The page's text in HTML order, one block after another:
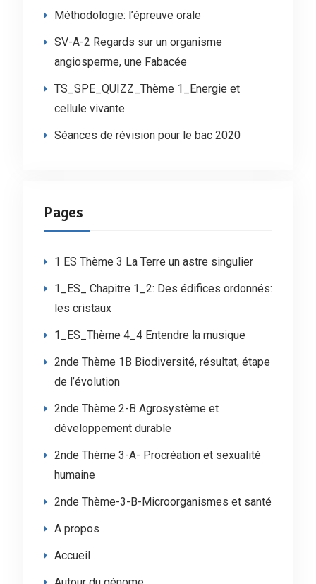
Méthodologie: l’épreuve orale
SV-A-2 Regards sur un organisme
angiosperme, une Fabacée
TS_SPE_QUIZZ_Thème 1_Energie et
cellule vivante
Séances de révision pour le bac 2020
Pages
1 ES Thème 3 La Terre un astre singulier
1_ES_ Chapitre 1_2: Des édifices ordonnés:
les cristaux
1_ES_Thème 4_4 Entendre la musique
2nde Thème 1B Biodiversité, résultat, étape
de l’évolution
2nde Thème 2-B Agrosystème et
développement durable
2nde Thème 3-A- Procréation et sexualité
humaine
2nde Thème-3-B-Microorganismes et santé
A propos
Accueil